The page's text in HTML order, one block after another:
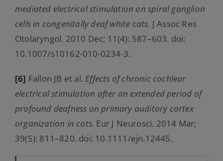
mediated electrical stimulation on spiral ganglion
cells in congenitally deaf white cats. J Assoc Res
Otolaryngol. 2010 Dec; 11(4): 587–603. doi:
10.1007/s10162-010-0234-3.
[6] Fallon JB et al. Effects of chronic cochlear
electrical stimulation after an extended period of
profound deafness on primary auditory cortex
organization in cats. Eur J Neurosci. 2014 Mar;
39(5): 811–820. doi: 10.1111/ejn.12445.